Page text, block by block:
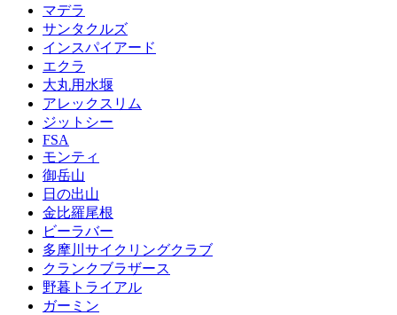
マデラ
サンタクルズ
インスパイアード
エクラ
大丸用水堰
アレックスリム
ジットシー
FSA
モンティ
御岳山
日の出山
金比羅尾根
ビーラバー
多摩川サイクリングクラブ
クランクブラザース
野暮トライアル
ガーミン